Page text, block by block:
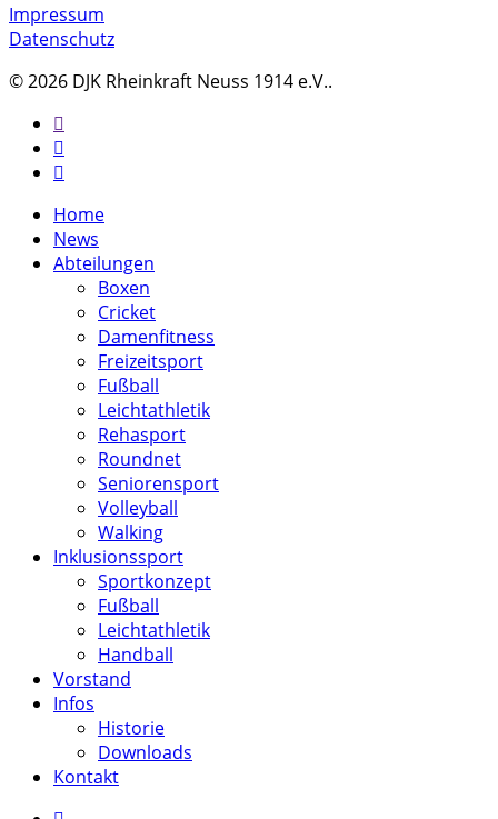
Impressum
Datenschutz
© 2026 DJK Rheinkraft Neuss 1914 e.V..
twitter
facebook
instagram
Close
Menu
Home
News
Abteilungen
Boxen
Cricket
Damenfitness
Freizeitsport
Fußball
Leichtathletik
Rehasport
Roundnet
Seniorensport
Volleyball
Walking
Inklusionssport
Sportkonzept
Fußball
Leichtathletik
Handball
Vorstand
Infos
Historie
Downloads
Kontakt